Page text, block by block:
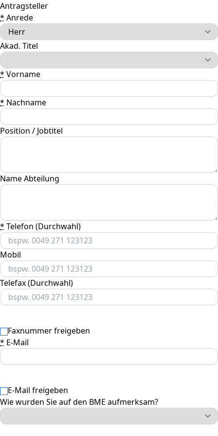
Antragsteller
* Anrede
Akad. Titel
* Vorname
* Nachname
Position / Jobtitel
Name Abteilung
* Telefon (Durchwahl)
Mobil
Telefax (Durchwahl)
Faxnummer freigeben
* E-Mail
E-Mail freigeben
Wie wurden Sie auf den BME aufmerksam?